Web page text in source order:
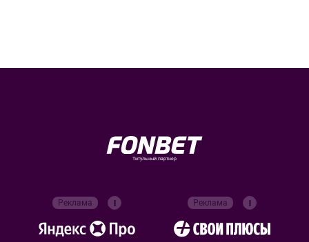
Титульный партнер
Реклама Реклама